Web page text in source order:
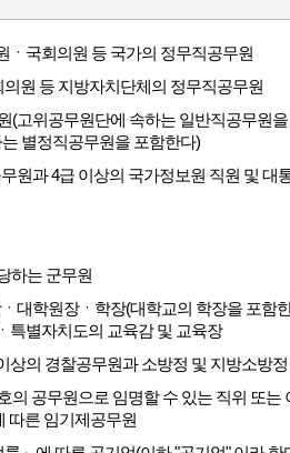
ㆍ국회의원 등 국가의 정무직공무원
원 등 지방자치단체의 정무직공무원
(고위공무원단에 속하는 일반직공무원
별정직공무원을 포함한다)
원과 4급 이상의 국가정보원 직원 및 대
하는 군무원
대학원장ㆍ학장(대학교의 학장을 포함
특별자치도의 교육감 및 교육장
상의 경찰공무원과 소방정 및 지방소방
의 공무원으로 임명할 수 있는 직위 또
따른 임기제공무원